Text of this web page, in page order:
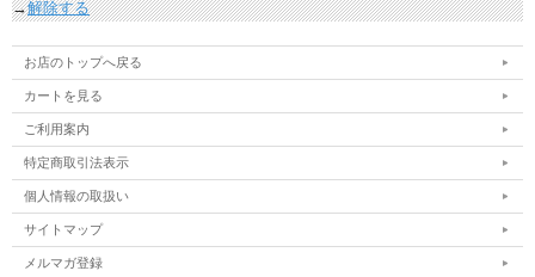
→解除する
お店のトップへ戻る
カートを見る
ご利用案内
特定商取引法表示
個人情報の取扱い
サイトマップ
メルマガ登録